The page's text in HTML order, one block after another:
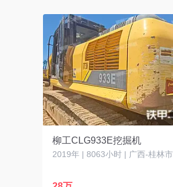
柳工CLG933E挖掘机
2019年 | 8063小时 | 广西-桂林市